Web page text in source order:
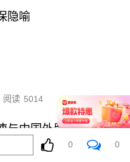
隐喻
阅读 5014 07-17
与中国外贸的危与机
0 0